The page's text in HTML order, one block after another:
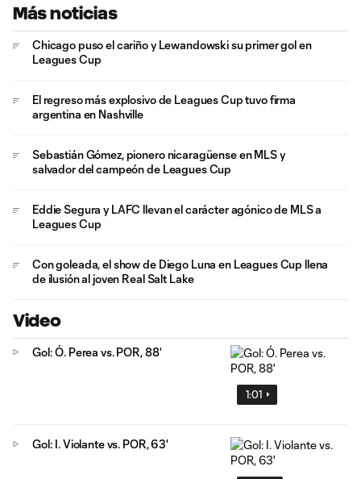
Más noticias
Chicago puso el cariño y Lewandowski su primer gol en
Leagues Cup
El regreso más explosivo de Leagues Cup tuvo firma
argentina en Nashville
Sebastián Gómez, pionero nicaragüense en MLS y
salvador del campeón de Leagues Cup
Eddie Segura y LAFC llevan el carácter agónico de MLS a
Leagues Cup
Con goleada, el show de Diego Luna en Leagues Cup llena
de ilusión al joven Real Salt Lake
Video
1:01
Gol: Ó. Perea vs. POR, 88'
Gol: I. Violante vs. POR, 63'